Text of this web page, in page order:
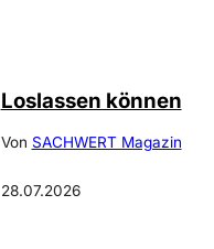
Loslassen können
Von SACHWERT Magazin
28.07.2026